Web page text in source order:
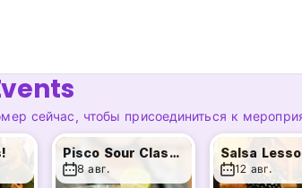
коммунальных удобств и
дворик, отличные места общего
каждом этаже и компьютер.
всего дня
барбекю, вечер викторин,
и DVD.
сейчас, чтобы присоединиться к
Pisco Sour Classes!
8 авг.
Salsa
12 авг.